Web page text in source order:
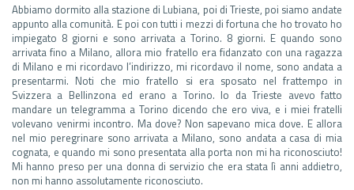
Abbiamo dormito alla stazione di Lubiana, poi di Trieste, poi siamo andate
appunto alla comunità. E poi con tutti i mezzi di fortuna che ho trovato ho
impiegato 8 giorni e sono arrivata a Torino. 8 giorni. E quando sono
arrivata fino a Milano, allora mio fratello era fidanzato con una ragazza
di Milano e mi ricordavo l’indirizzo, mi ricordavo il nome, sono andata a
presentarmi. Noti che mio fratello si era sposato nel frattempo in
Svizzera a Bellinzona ed erano a Torino. Io da Trieste avevo fatto
mandare un telegramma a Torino dicendo che ero viva, e i miei fratelli
volevano venirmi incontro. Ma dove? Non sapevano mica dove. E allora
nel mio peregrinare sono arrivata a Milano, sono andata a casa di mia
cognata, e quando mi sono presentata alla porta non mi ha riconosciuto!
Mi hanno preso per una donna di servizio che era stata lì anni addietro,
non mi hanno assolutamente riconosciuto.